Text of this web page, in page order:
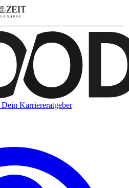
Dein Karriereratgeber